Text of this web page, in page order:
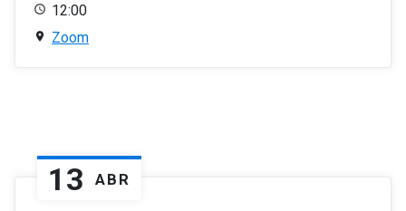
12:00
Zoom
13 ABR